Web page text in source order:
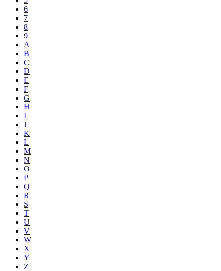
6
7
8
9
A
B
C
D
E
F
G
H
I
J
K
L
M
N
O
P
Q
R
S
T
U
V
W
X
Y
Z